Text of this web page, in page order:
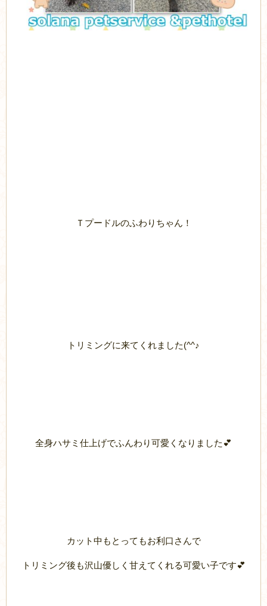
Ｔプードルのふわりちゃん！
トリミングに来てくれました(^^♪
全身ハサミ仕上げでふんわり可愛くなりました💕
カット中もとってもお利口さんで
トリミング後も沢山優しく甘えてくれる可愛い子です💕